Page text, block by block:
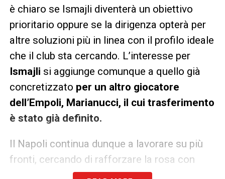
è chiaro se Ismajli diventerà un obiettivo
prioritario oppure se la dirigenza opterà per
altre soluzioni più in linea con il profilo ideale
che il club sta cercando. L’interesse per
Ismajli si aggiunge comunque a quello già
concretizzato per un altro giocatore
dell’Empoli, Marianucci, il cui trasferimento
è stato già definito.
Il Napoli continua dunque a lavorare su più
fronti, cercando di rafforzare la rosa con
innesti mirati, in vista di una stagione che si